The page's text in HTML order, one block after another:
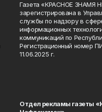
Газета «КРАСНОЕ ЗНАМЯ
зарегистрирована в
службы по надзору в
информационных
коммуникаций по
Регистрационный номер
11.06.2025 г.
Отдел рекламы газеты